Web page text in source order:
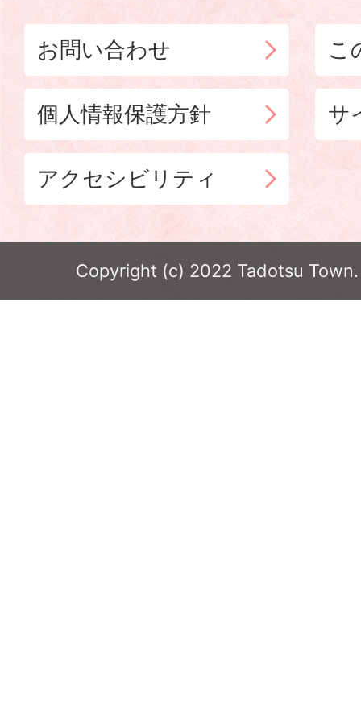
お問い合わせ こ
個人情報保護方針 サ
アクセシビリティ
Copyright (c) 2022 Tadotsu